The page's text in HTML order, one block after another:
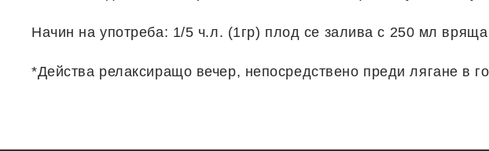
Начин на употреба: 1/5 ч.л. (1гр) плод се залива с 250 мл
*Действа релаксиращо вечер, непосредствено преди лягане в